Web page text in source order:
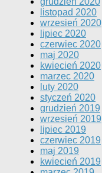
listopad 2020
wrzesień 2020
lipiec 2020
czerwiec 2020
maj 2020
kwiecień 2020
marzec 2020
luty 2020
styczeń 2020
grudzień 2019
wrzesień 2019
lipiec 2019
czerwiec 2019
maj 2019
kwiecień 2019